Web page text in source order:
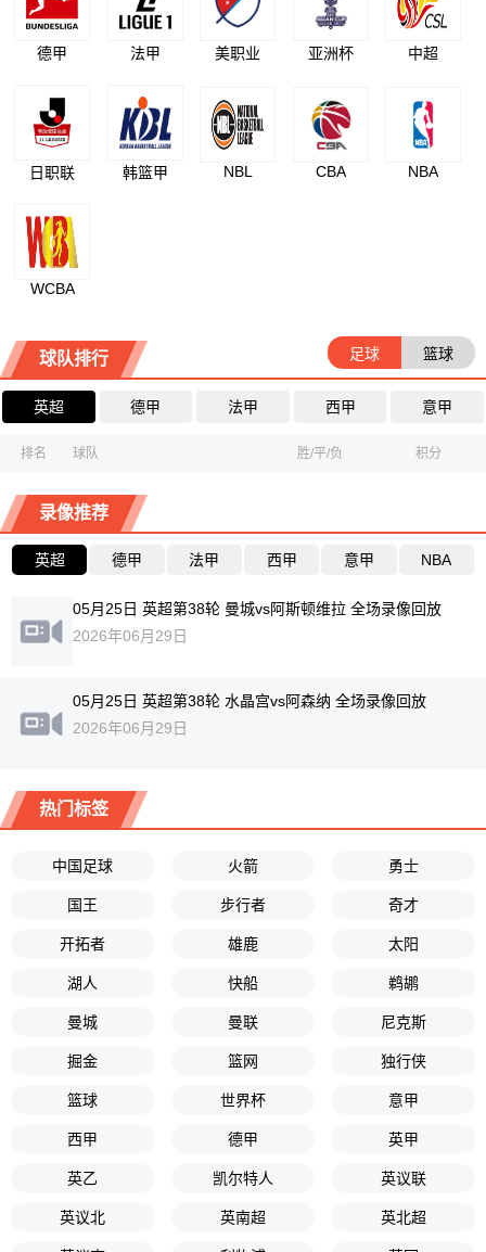
德甲 法甲 美职业 亚洲杯 中超
日职联 韩篮甲 NBL CBA NBA
WCBA
球队排行 足球 篮球
英超 德甲 法甲 西甲 意甲
排名 球队 胜/平/负 积分
录像推荐
英超 德甲 法甲 西甲 意甲 NBA
05月25日 英超第38轮 曼城vs阿斯顿维拉 全场录像回放
2026年06月29日
05月25日 英超第38轮 水晶宫vs阿森纳 全场录像回放
2026年06月29日
热门标签
中国足球 火箭 勇士
国王 步行者 奇才
开拓者 雄鹿 太阳
湖人 快船 鹈鹕
曼城 曼联 尼克斯
掘金 篮网 独行侠
篮球 世界杯 意甲
西甲 德甲 英甲
英乙 凯尔特人 英议联
英议北 英南超 英北超